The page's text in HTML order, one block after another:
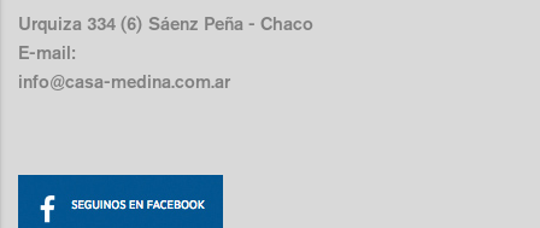
Urquiza 334 (6) Sáenz Peña - Chaco
E-mail:
info@casa-medina.com.ar